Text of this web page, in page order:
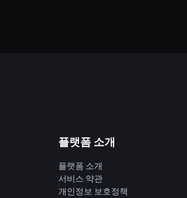
플랫폼 소개
플랫폼 소개
서비스 약관
개인정보 보호정책